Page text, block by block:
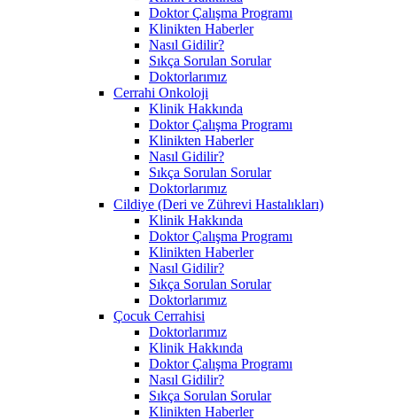
Doktor Çalışma Programı
Klinikten Haberler
Nasıl Gidilir?
Sıkça Sorulan Sorular
Doktorlarımız
Cerrahi Onkoloji
Klinik Hakkında
Doktor Çalışma Programı
Klinikten Haberler
Nasıl Gidilir?
Sıkça Sorulan Sorular
Doktorlarımız
Cildiye (Deri ve Zührevi Hastalıkları)
Klinik Hakkında
Doktor Çalışma Programı
Klinikten Haberler
Nasıl Gidilir?
Sıkça Sorulan Sorular
Doktorlarımız
Çocuk Cerrahisi
Doktorlarımız
Klinik Hakkında
Doktor Çalışma Programı
Nasıl Gidilir?
Sıkça Sorulan Sorular
Klinikten Haberler